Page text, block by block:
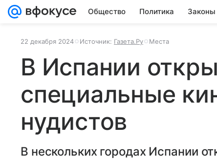
Общество Политика Законы
22 декабря 2024 Источник: Газета.Ру Места
В Испании
специальные
нудистов
В нескольких городах Испании